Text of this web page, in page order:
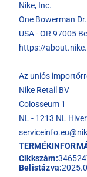
Nike, Inc.
One Bowerman
USA - OR 97005
https://
Az uniós
Nike Retail BV
Colosseum 1
NL - 1213 NL
Cikkszám:
Belistázva: